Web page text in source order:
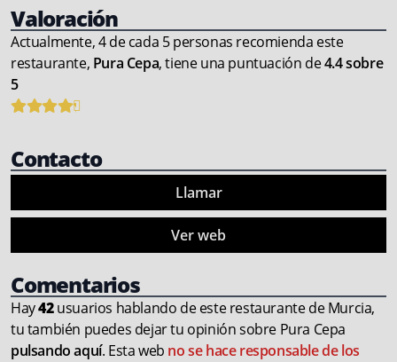
Valoración
Actualmente, 4 de cada 5 personas recomienda este
restaurante, Pura Cepa, tiene una puntuación de4.4 sobre
5
Contacto
Llamar
Ver web
Comentarios
Hay42usuarios hablando de este restaurante de Murcia,
tu también puedes dejar tu opinión sobre Pura Cepa
pulsando aquí. Esta web no se hace responsable de los